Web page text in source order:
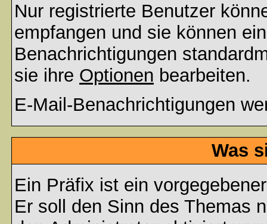
Nur registrierte Benutzer
empfangen und sie können
Benachrichtigungen
sie ihre Optionen bearbeiten.
E-Mail-Benachrichtigungen
Was
Ein Präfix ist ein
Er soll den Sinn des Themas